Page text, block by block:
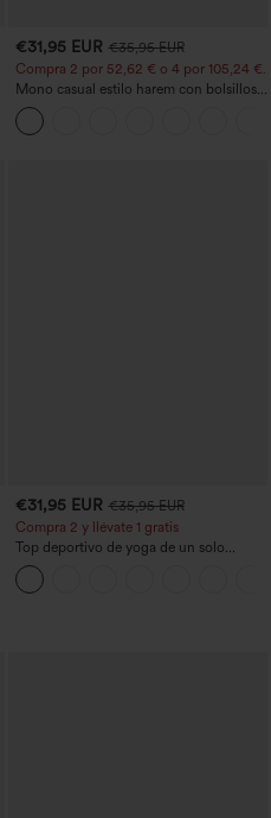
€31,95 EUR €35,95 EUR
Compra 2 por 52,62 € o 4 por 105,24 €.
Mono casual estilo harem con bolsillos y
escote en U - Edición Easy Peezy
€31,95 EUR €35,95 EUR
Compra 2 y llévate 1 gratis
Top deportivo de yoga de un solo
hombro, manga larga con agujero para
el pulgar, dobladillo curvo estilo high-
low (frente más corto, espalda más